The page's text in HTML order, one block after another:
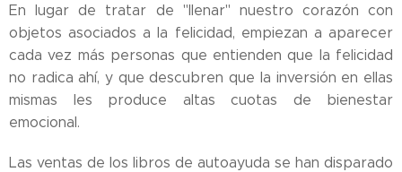
En lugar de tratar de "llenar" nuestro corazón con
objetos asociados a la felicidad, empiezan a aparecer
cada vez más personas que entienden que la felicidad
no radica ahí, y que descubren que la inversión en ellas
mismas les produce altas cuotas de bienestar
emocional.
Las ventas de los libros de autoayuda se han disparado